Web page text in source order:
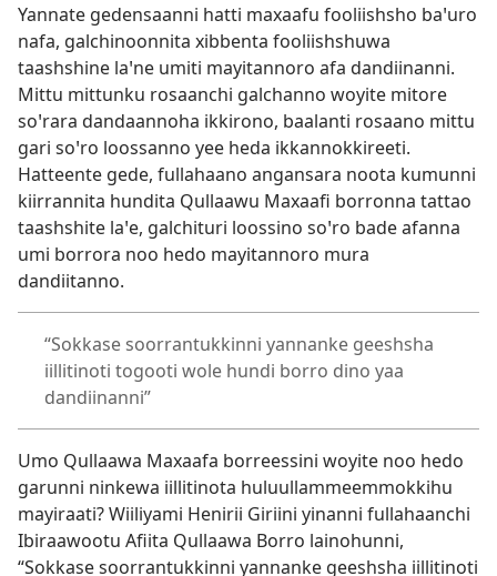
Yannate gedensaanni hatti maxaafu fooliishsho baꞌuro
nafa, galchinoonnita xibbenta fooliishshuwa
taashshine laꞌne umiti mayitannoro afa dandiinanni.
Mittu mittunku rosaanchi galchanno woyite mitore
soꞌrara dandaannoha ikkirono, baalanti rosaano mittu
gari soꞌro loossanno yee heda ikkannokkireeti.
Hatteente gede, fullahaano angansara noota kumunni
kiirrannita hundita Qullaawu Maxaafi borronna tattao
taashshite laꞌe, galchituri loossino soꞌro bade afanna
umi borrora noo hedo mayitannoro mura
dandiitanno.
“Sokkase soorrantukkinni yannanke geeshsha
iillitinoti togooti wole hundi borro dino yaa
dandiinanni”
Umo Qullaawa Maxaafa borreessini woyite noo hedo
garunni ninkewa iillitinota huluullammeemmokkihu
mayiraati? Wiiliyami Henirii Giriini yinanni fullahaanchi
Ibiraawootu Afiita Qullaawa Borro lainohunni,
“Sokkase soorrantukkinni yannanke geeshsha iillitinoti